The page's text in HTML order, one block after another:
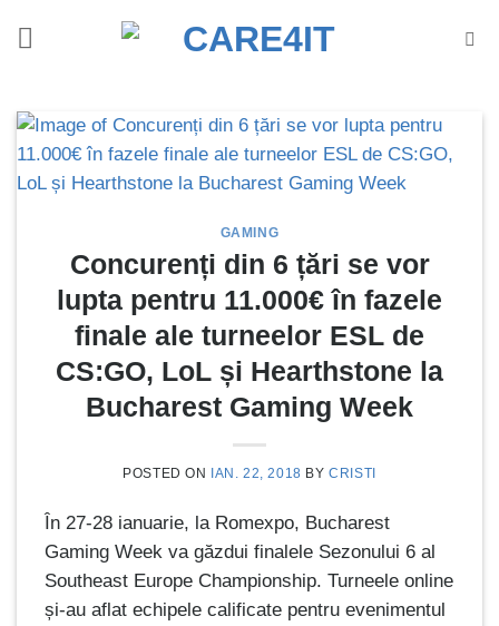
GAMING
Concurenți din 6 țări se vor
lupta pentru 11.000€ în fazele
finale ale turneelor ESL de
CS:GO, LoL și Hearthstone la
Bucharest Gaming Week
POSTED ON IAN. 22, 2018 BYCRISTI
În 27-28 ianuarie, la Romexpo, Bucharest
Gaming Week va găzdui finalele Sezonului 6 al
Southeast Europe Championship. Turneele online
și-au aflat echipele calificate pentru evenimentul